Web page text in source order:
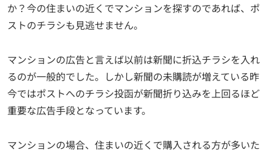
か？今の住まいの近くでマンションを探すのであれば、ポ
ストのチラシも見逃せません。
マンションの広告と言えば以前は新聞に折込チラシを入れ
るのが一般的でした。しかし新聞の未購読が増えている昨
今ではポストへのチラシ投函が新聞折り込みを上回るほど
重要な広告手段となっています。
マンションの場合、住まいの近くで購入される方が多いた